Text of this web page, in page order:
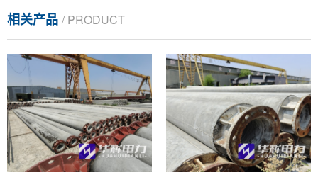
相关产品 / PRODUCT